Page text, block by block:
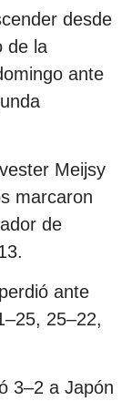
desde
de la
ante
Meijsy
marcaron
de
ante
25–22,
3–2 a Japón